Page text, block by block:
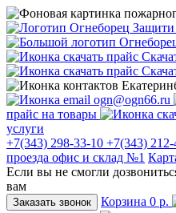
Защити
ogn@ogn66.ru
прайс на товары
услуги
+7(343) 298-33-10 +7(343)
проезда офис и склад №1
Если вы не смогли
вам
Заказать звонок Корзина 0 р.